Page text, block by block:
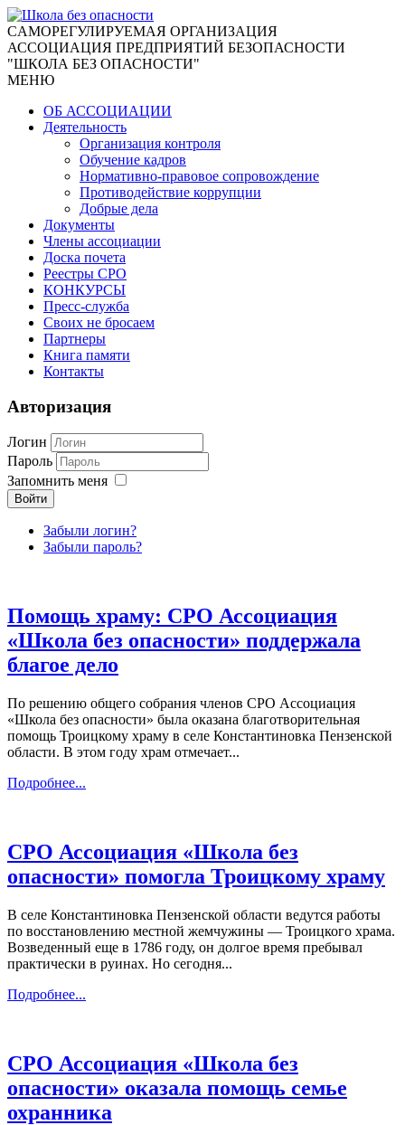
CАМОРЕГУЛИРУЕМАЯ ОРГАНИЗАЦИЯ
АССОЦИАЦИЯ ПРЕДПРИЯТИЙ БЕЗОПАСНОСТИ
"ШКОЛА БЕЗ ОПАСНОСТИ"
МЕНЮ
ОБ АССОЦИАЦИИ
Деятельность
Организация контроля
Обучение кадров
Нормативно-правовое сопровождение
Противодействие коррупции
Добрые дела
Документы
Члены ассоциации
Доска почета
Реестры СРО
КОНКУРСЫ
Пресс-служба
Своих не бросаем
Партнеры
Книга памяти
Контакты
Авторизация
Логин
Пароль
Запомнить меня
Войти
Забыли логин?
Забыли пароль?
Помощь храму: СРО Ассоциация
«Школа без опасности» поддержала
благое дело
По решению общего собрания членов СРО Ассоциация
«Школа без опасности» была оказана благотворительная
помощь Троицкому храму в селе Константиновка Пензенской
области. В этом году храм отмечает...
Подробнее...
СРО Ассоциация «Школа без
опасности» помогла Троицкому храму
В селе Константиновка Пензенской области ведутся работы
по восстановлению местной жемчужины — Троицкого храма.
Возведенный еще в 1786 году, он долгое время пребывал
практически в руинах. Но сегодня...
Подробнее...
СРО Ассоциация «Школа без
опасности» оказала помощь семье
охранника